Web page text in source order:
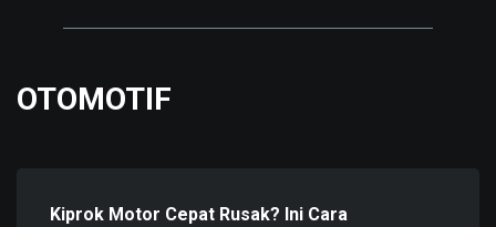
OTOMOTIF
Kiprok Motor Cepat Rusak? Ini Cara